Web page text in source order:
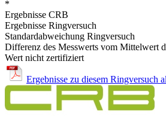
*
Ergebnisse CRB
Ergebnisse Ringversuch
Standardabweichung Ringversuch
Differenz des Messwerts vom Mittelwert
Wert nicht zertifiziert
Ergebnisse zu diesem Ringversuch